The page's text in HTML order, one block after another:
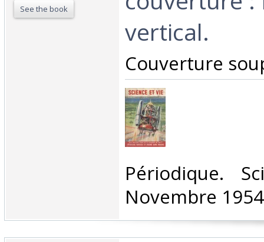
See the book
vertical.‎
‎Couverture
‎Périodique.
Novembre